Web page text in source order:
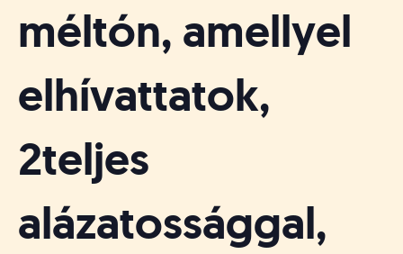
a
méltón, amellyel
elhívattatok,
2teljes
alázatossággal,